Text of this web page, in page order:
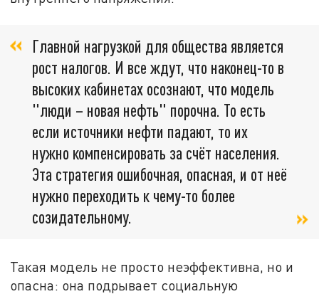
Главной нагрузкой для общества является
рост налогов. И все ждут, что наконец-то в
высоких кабинетах осознают, что модель
"люди – новая нефть" порочна. То есть
если источники нефти падают, то их
нужно компенсировать за счёт населения.
Эта стратегия ошибочная, опасная, и от неё
нужно переходить к чему-то более
созидательному.
Такая модель не просто неэффективна, но и
опасна: она подрывает социальную